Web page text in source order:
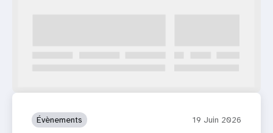
Évènements 19 Juin 2026